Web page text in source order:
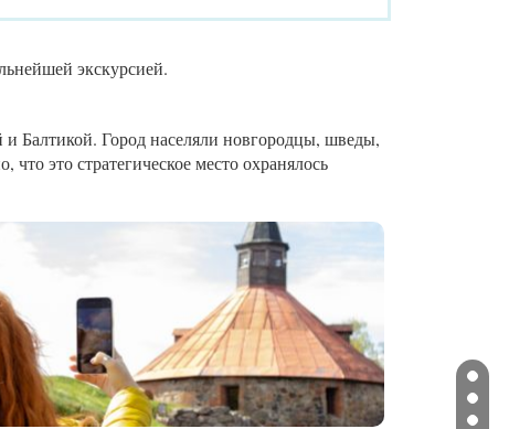
экскурсией.
Балтикой. Город населяли новгородцы, шведы,
это стратегическое место охранялось